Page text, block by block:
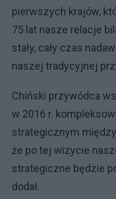
pierwszych krajów,
75 lat nasze relacje
stały, cały czas
naszej tradycyjnej
Chiński przywódca
w 2016 r.
strategicznym
że po tej wizycie
strategiczne będzie
dodał.